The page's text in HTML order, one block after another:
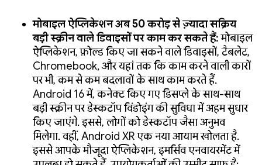
मोबाइल ऐप्लिकेशन अब 50 करोड़ से ज़्यादा सक्रिय
बड़ी स्क्रीन वाले डिवाइसों पर काम कर सकते हैं:मोबाइल
ऐप्लिकेशन, फ़ोल्ड किए जा सकने वाले डिवाइसों, टैबलेट,
Chromebook, और यहां तक कि काम करने वाली कारों
पर भी, कम से कम बदलावों के साथ काम करते हैं.
Android 16 में, कनेक्ट किए गए डिसप्ले के साथ-साथ
बड़ी स्क्रीन पर डेस्कटॉप विंडोइंग की सुविधा में अहम सुधार
किए जाएंगे. इससे, लोगों को डेस्कटॉप जैसा अनुभव
मिलेगा. वहीं, Android XR एक नया आयाम खोलता है.
इससे आपके मौजूदा ऐप्लिकेशन, इमर्सिव एनवायरमेंट में